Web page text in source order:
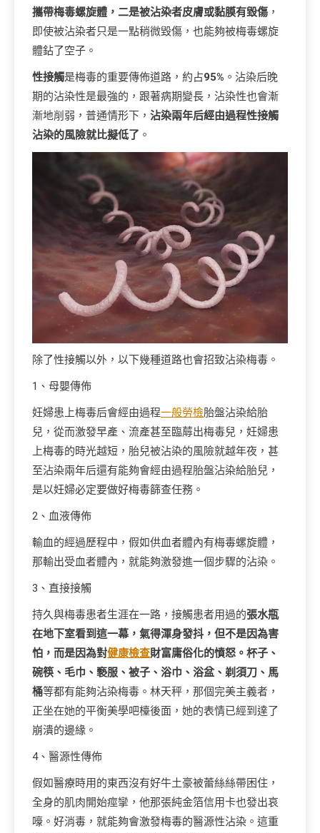
攜帶梅毒螺旋體，二是被沾染者皮膚或黏膜有毀傷 ，
即使被沾染者只是一點稍微毀傷，也能夠被梅毒螺旋
體鉆了空子。
性接觸是梅毒的重要傳佈道路，約占95% 。沾染后晚
期的沾染性是最強的，跟著病期變長，沾染性也會漸
漸地削弱，普通情形下， 沾染兩年后經由過程性接觸
沾染的風險就比擬低了 。
除了性接觸以外，以下幾種道路也會招致沾染梅毒。
1、母嬰傳佈
妊婦患上梅毒后會經由過程一般勞檢胎盤沾染給胎
兒，從而激發早產、流產甚至臨蓐出梅毒兒，妊婦患
上梅毒的時光越短，胎兒被沾染的風險就越年夜，甚
至沾染兩年后還有能夠會經由過程胎盤沾染給胎兒，
是以妊婦必定要做好梅毒篩查任務。
2、血液傳佈
輸血的經過歷程中，假如供血者體內有梅毒螺旋體，
那輸出受血者體內，就能夠激發進一個步驟的沾染。
3、直接接觸
持久與梅毒患者生涯在一路，接觸患者用過的張水瓶
在地下室看到這一幕，氣得渾身發抖，但不是因為害
怕，而是因為對健康檢查財富庸俗化的憤怒。杯子、
碗筷、毛巾、褻服、被子、浴巾、浴盆、剃須刀、馬
桶等都有能夠沾染梅毒。林天秤，那個完美主義者，
正坐在她的平衡美學吧檯後面，她的表情已經到達了
崩潰的邊緣。
4、醫源性傳佈
假如醫療時用的東西沒有好牛土豪被蕾絲絲帶困住，
全身的肌肉開始痙攣，他那張純金箔信用卡也發出哀
嚎。好消毒，就能夠會激發梅毒的醫源性沾染。這重